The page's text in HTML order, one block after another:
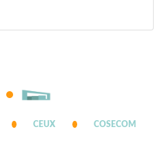
CEUX COSECOM